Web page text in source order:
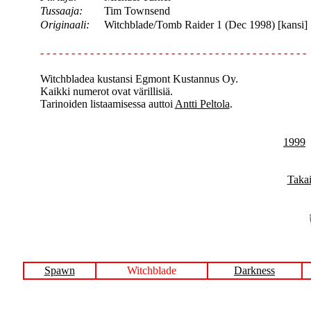
Tussaaja:
Tim Townsend
Originaali:
Witchblade/Tomb Raider 1 (Dec 1998) [kansi]
- - - - - - - - - - - - - - - - - - - - - - - - - - - - - - - - - - - - - - - - - - -
Witchbladea kustansi Egmont Kustannus Oy.
Kaikki numerot ovat värillisiä.
Tarinoiden listaamisessa auttoi Antti Peltola.
1999
Spawn Witchblade Darkness